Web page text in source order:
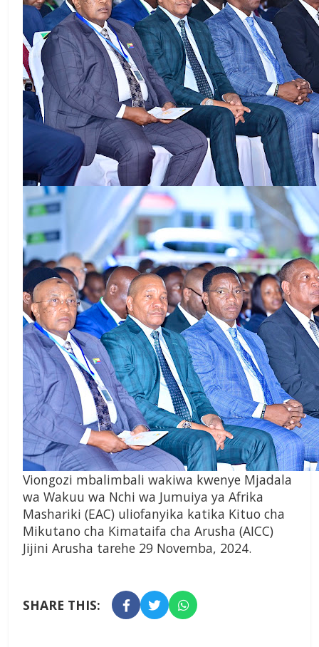
Viongozi mbalimbali wakiwa kwenye Mjadala
wa Wakuu wa Nchi wa Jumuiya ya Afrika
Mashariki (EAC) uliofanyika katika Kituo cha
Mikutano cha Kimataifa cha Arusha (AICC)
Jijini Arusha tarehe 29 Novemba, 2024.
SHARE THIS: